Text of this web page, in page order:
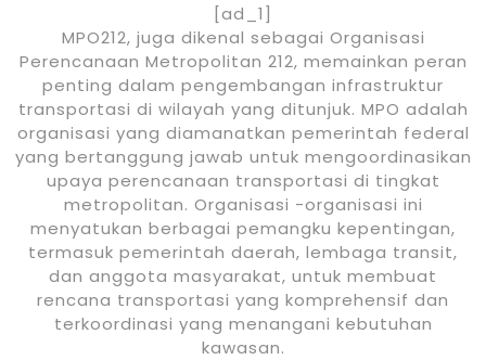
[ad_1]
MPO212, juga dikenal sebagai Organisasi
Perencanaan Metropolitan 212, memainkan peran
penting dalam pengembangan infrastruktur
transportasi di wilayah yang ditunjuk. MPO adalah
organisasi yang diamanatkan pemerintah federal
yang bertanggung jawab untuk mengoordinasikan
upaya perencanaan transportasi di tingkat
metropolitan. Organisasi -organisasi ini
menyatukan berbagai pemangku kepentingan,
termasuk pemerintah daerah, lembaga transit,
dan anggota masyarakat, untuk membuat
rencana transportasi yang komprehensif dan
terkoordinasi yang menangani kebutuhan
kawasan.